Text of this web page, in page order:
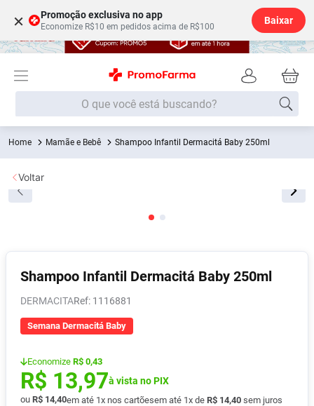
× Promoção exclusiva no app
Economize R$10 em pedidos acima de R$100
Baixar
O que você está buscando?
Mamãe e Bebê Shampoo Infantil Dermacitá Baby 250ml
Shampoo Infantil Dermacitá Baby 250ml
DERMACITA : 1116881
Semana Dermacitá Baby
Economize R$ 0,43
R$ 13,97à vista no PIX
ou R$ 14,40em até 1x nos cartõesem até 1x de R$ 14,40 sem juros
Voltar
Termos mais buscados
1
Desodorante
8º Pampers Confort Sec
10 Soro Fisiológico